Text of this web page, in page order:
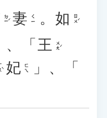
ㄉㄧˊ 妻 ㄑㄧ 。 如 ㄖㄨˊ
、「 王 ㄨㄤˊ
ˋ 妃 ㄈㄟ
」、「